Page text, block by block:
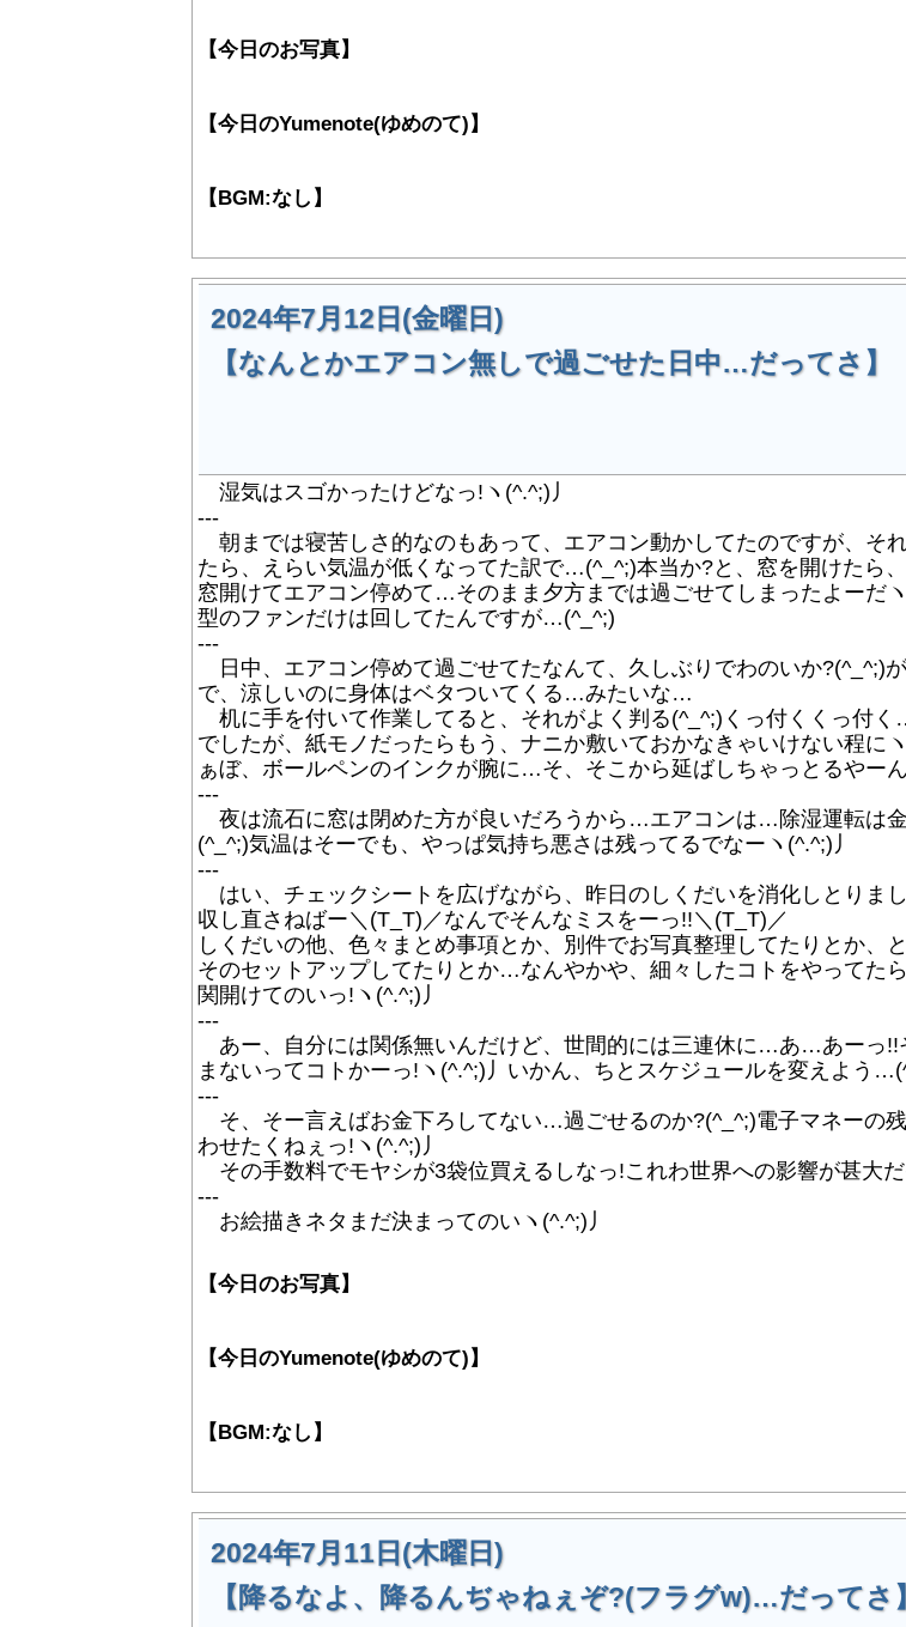
【今日のお写真】
【今日のYumenote(ゆめのて)】
【BGM:なし】
2024年7月12日(金曜日)
【なんとかエアコン無しで過ごせた日中…だってさ】
湿気はスゴかったけどなっ!ヽ(^.^;)丿
---
朝までは寝苦しさ的なのもあって、エアコン動かしてたのですが、そ
たら、えらい気温が低くなってた訳で…(^_^;)本当か?と、窓を開けたら
窓開けてエアコン停めて…そのまま夕方までは過ごせてしまったよーだ
型のファンだけは回してたんですが…(^_^;)
---
日中、エアコン停めて過ごせてたなんて、久しぶりでわのいか?(^_^;)
で、涼しいのに身体はベタついてくる…みたいな…
机に手を付いて作業してると、それがよく判る(^_^;)くっ付くくっ付
でしたが、紙モノだったらもう、ナニか敷いておかなきゃいけない程
ぁぼ、ボールペンのインクが腕に…そ、そこから延ばしちゃっとるやーん
---
夜は流石に窓は閉めた方が良いだろうから…エアコンは…除湿運転は
(^_^;)気温はそーでも、やっぱ気持ち悪さは残ってるでなーヽ(^.^;)丿
---
はい、チェックシートを広げながら、昨日のしくだいを消化しとり
収し直さねばー＼(T_T)／なんでそんなミスをーっ!!＼(T_T)／
しくだいの他、色々まとめ事項とか、別件でお写真整理してたりとか、
そのセットアップしてたりとか…なんやかや、細々したコトをやって
関開けてのいっ!ヽ(^.^;)丿
---
あー、自分には関係無いんだけど、世間的には三連休に…あ…あーっ!!
まないってコトかーっ!ヽ(^.^;)丿いかん、ちとスケジュールを変えよう
---
そ、そー言えばお金下ろしてない…過ごせるのか?(^_^;)電子マネーの
わせたくねぇっ!ヽ(^.^;)丿
その手数料でモヤシが3袋位買えるしなっ!これわ世界への影響が甚大
---
お絵描きネタまだ決まってのいヽ(^.^;)丿
【今日のお写真】
【今日のYumenote(ゆめのて)】
【BGM:なし】
2024年7月11日(木曜日)
【降るなよ、降るんぢゃねぇぞ?(フラグw)…だってさ】